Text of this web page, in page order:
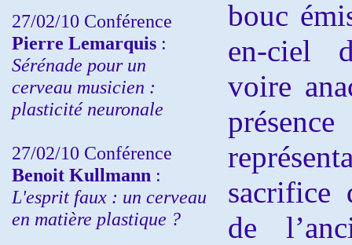
27/02/10 Conférence
Pierre Lemarquis :
Sérénade pour un
cerveau musicien :
plasticité neuronale
27/02/10 Conférence
Benoit Kullmann :
L'esprit faux : un cerveau
en matière plastique ?
bouc
en-ciel
voire
sacrifice
de